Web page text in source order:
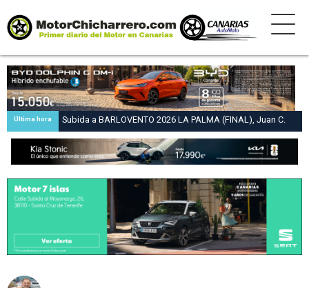
Última hora
Subida a BARLOVENTO 2026 LA PALMA (FINAL), Juan C.
Brito y Carlos A. Pérez hacen suya la victoria en la 47 Subida
a Barlovento